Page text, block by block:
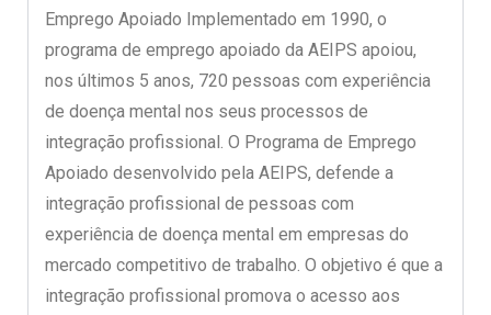
Emprego Apoiado Implementado em 1990, o
programa de emprego apoiado da AEIPS apoiou,
nos últimos 5 anos, 720 pessoas com experiência
de doença mental nos seus processos de
integração profissional. O Programa de Emprego
Apoiado desenvolvido pela AEIPS, defende a
integração profissional de pessoas com
experiência de doença mental em empresas do
mercado competitivo de trabalho. O objetivo é que a
integração profissional promova o acesso aos